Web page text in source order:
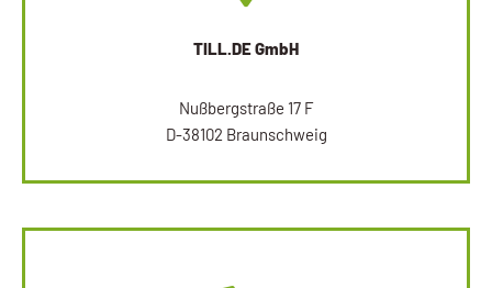
TILL.DE GmbH
Nußbergstraße 17 F
D-38102 Braunschweig